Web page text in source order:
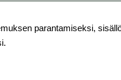
parantamiseksi,